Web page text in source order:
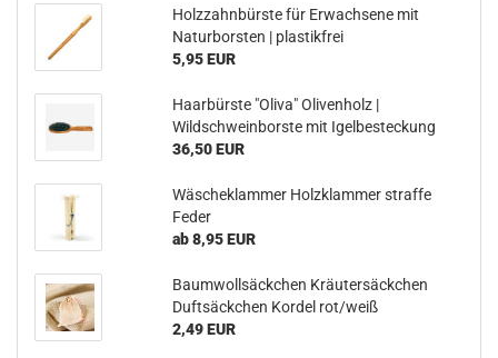
Holzzahnbürste für Erwachsene mit
Naturborsten | plastikfrei
5,95 EUR
Haarbürste "Oliva" Olivenholz |
Wildschweinborste mit Igelbesteckung
36,50 EUR
Wäscheklammer Holzklammer straffe
Feder
ab 8,95 EUR
Baumwollsäckchen Kräutersäckchen
Duftsäckchen Kordel rot/weiß
2,49 EUR